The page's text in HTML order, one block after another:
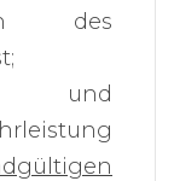
des
und